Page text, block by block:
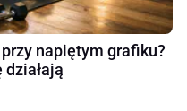
napiętym grafiku?
działają